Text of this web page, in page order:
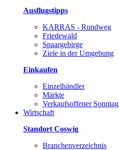
Ausflugstipps
KARRAS - Rundweg
Friedewald
Spaargebirge
Ziele in der Umgebung
Einkaufen
Einzelhändler
Märkte
Verkaufsoffener Sonntag
Wirtschaft
Standort Coswig
Branchenverzeichnis